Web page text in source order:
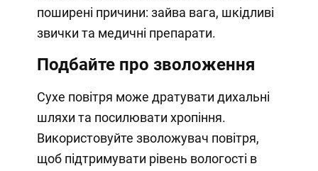
поширені причини: зайва вага, шкідливі
звички та медичні препарати.
Подбайте про зволоження
Сухе повітря може дратувати дихальні
шляхи та посилювати хропіння.
Використовуйте зволожувач повітря,
щоб підтримувати рівень вологості в